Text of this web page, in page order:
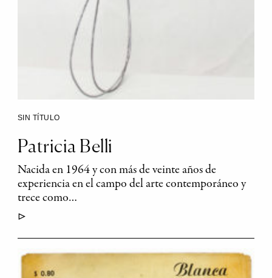
SIN TÍTULO
Patricia Belli
Nacida en 1964 y con más de veinte años de
experiencia en el campo del arte contemporáneo y
trece como…
▷